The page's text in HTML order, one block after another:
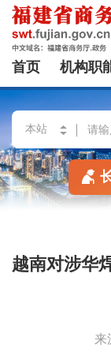
首页 机构职
越南对涉华
来